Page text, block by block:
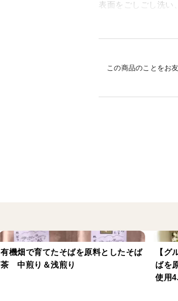
表面をごしごし洗い
寒暖差がハンパない
中なら、せめてフタ
しておいてもOK。
※１２月に入ってく
すこと、ご了承下
この商品のことをお
有機畑で育てたそばを原料としたそば
茶 中煎り＆浅煎り
【グ
ばを
使用4